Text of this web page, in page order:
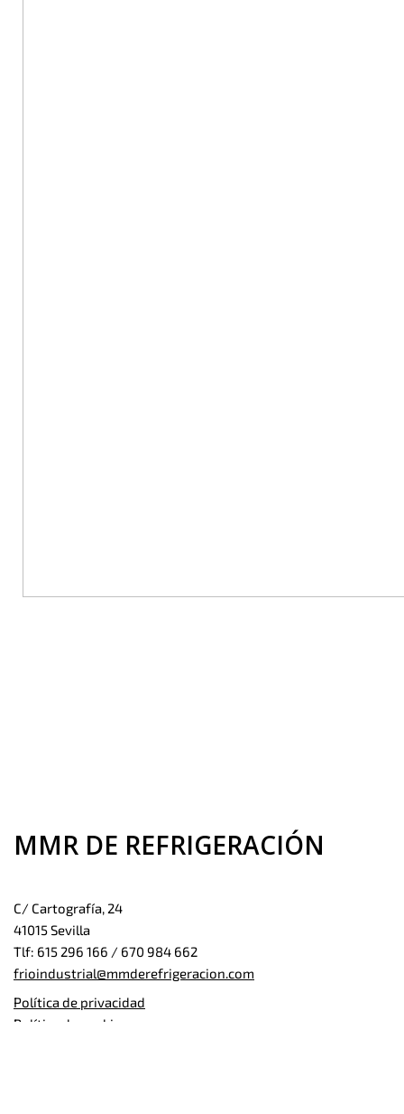
MMR DE REFRIGERACIÓN
C/ Cartografía, 24
41015 Sevilla
Tlf: 615 296 166 / 670 984 662
frioindustrial@mmderefrigeracion.com
Política de privacidad
Política de cookies